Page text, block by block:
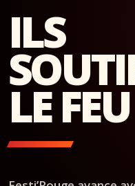
ILS
LE FEU